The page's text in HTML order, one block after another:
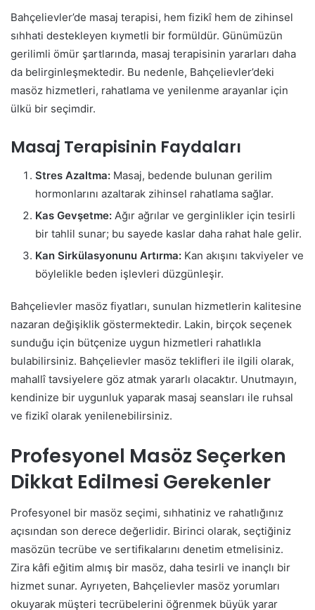
Bahçelievler’de masaj terapisi, hem fizikî hem de zihinsel
sıhhati destekleyen kıymetli bir formüldür. Günümüzün
gerilimli ömür şartlarında, masaj terapisinin yararları daha
da belirginleşmektedir. Bu nedenle, Bahçelievler’deki
masöz hizmetleri, rahatlama ve yenilenme arayanlar için
ülkü bir seçimdir.
Masaj Terapisinin Faydaları
Stres Azaltma: Masaj, bedende bulunan gerilim
hormonlarını azaltarak zihinsel rahatlama sağlar.
Kas Gevşetme: Ağır ağrılar ve gerginlikler için tesirli
bir tahlil sunar; bu sayede kaslar daha rahat hale gelir.
Kan Sirkülasyonunu Artırma: Kan akışını takviyeler ve
böylelikle beden işlevleri düzgünleşir.
Bahçelievler masöz fiyatları, sunulan hizmetlerin kalitesine
nazaran değişiklik göstermektedir. Lakin, birçok seçenek
sunduğu için bütçenize uygun hizmetleri rahatlıkla
bulabilirsiniz. Bahçelievler masöz teklifleri ile ilgili olarak,
mahallî tavsiyelere göz atmak yararlı olacaktır. Unutmayın,
kendinize bir uygunluk yaparak masaj seansları ile ruhsal
ve fizikî olarak yenilenebilirsiniz.
Profesyonel Masöz Seçerken
Dikkat Edilmesi Gerekenler
Profesyonel bir masöz seçimi, sıhhatiniz ve rahatlığınız
açısından son derece değerlidir. Birinci olarak, seçtiğiniz
masözün tecrübe ve sertifikalarını denetim etmelisiniz.
Zira kâfi eğitim almış bir masöz, daha tesirli ve inançlı bir
hizmet sunar. Ayrıyeten, Bahçelievler masöz yorumları
okuyarak müşteri tecrübelerini öğrenmek büyük yarar